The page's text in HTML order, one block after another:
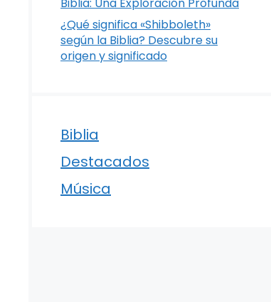
¿Qué significa «Shibboleth»
según la Biblia? Descubre su
origen y significado
Biblia
Destacados
Música